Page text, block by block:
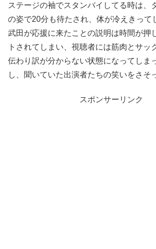
ステージの袖でスタンバイしてる時は、
の姿で20分も待たされ、体が冷えきって
武田が応援に来たことの説明は時間が押
トされてしまい、視聴者には筋肉とサッ
伝わり訳が分からない状態になってしま
し、聞いていた出演者たちの笑いをさそ
スポンサーリンク